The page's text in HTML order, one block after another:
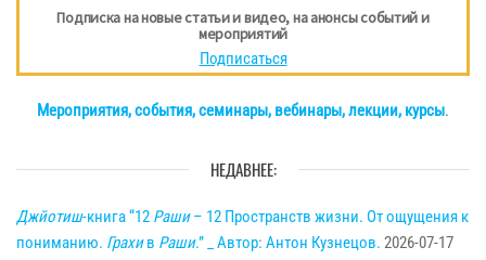
Подписка на новые статьи и видео, на анонсы событий и
мероприятий
Подписаться
Мероприятия, события, семинары, вебинары, лекции, курсы.
НЕДАВНЕЕ:
Джйотиш-книга “12 Раши– 12 Пространств жизни. От ощущения к
пониманию. Грахив Раши.” _ Автор: Антон Кузнецов. 2026-07-17